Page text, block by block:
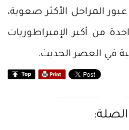
المراحل الأكثر صعوبة،
من أكبر الإمبراطوريات
في العصر الحديث.
الصلة: